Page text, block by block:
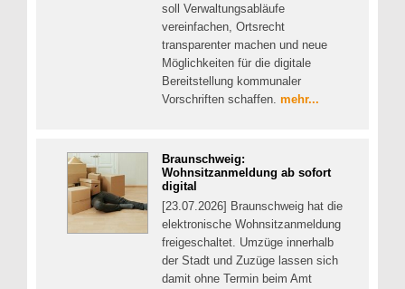
soll Verwaltungsabläufe
vereinfachen, Ortsrecht
transparenter machen und neue
Möglichkeiten für die digitale
Bereitstellung kommunaler
Vorschriften schaffen. mehr...
Braunschweig:
Wohnsitzanmeldung ab sofort
digital
[23.07.2026] Braunschweig hat die
elektronische Wohnsitzanmeldung
freigeschaltet. Umzüge innerhalb
der Stadt und Zuzüge lassen sich
damit ohne Termin beim Amt